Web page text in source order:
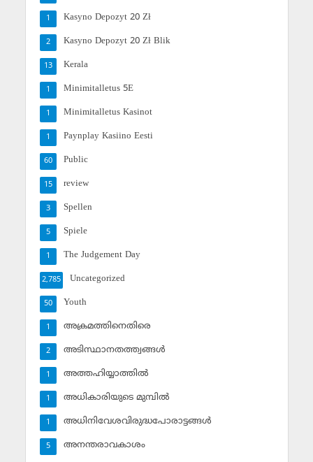
Kasyno Depozyt 20 Zł
1
Kasyno Depozyt 20 Zł Blik
2
Kerala
13
Minimitalletus 5E
1
Minimitalletus Kasinot
1
Paynplay Kasiino Eesti
1
Public
60
review
15
Spellen
3
Spiele
5
The Judgement Day
1
Uncategorized
2,785
Youth
50
അക്രമത്തിനെതിരെ
1
അടിസ്ഥാനതത്ത്വങ്ങള്‍
2
അത്തഹിയ്യാത്തില്‍
1
അധികാരിയുടെ മുമ്പില്‍
1
അധിനിവേശവിരുദ്ധപോരാട്ടങ്ങള്‍
1
അനന്തരാവകാശം
5